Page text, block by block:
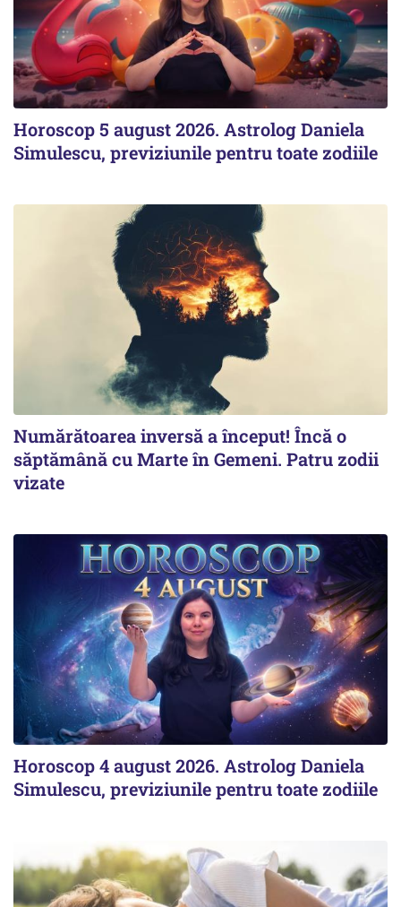
Horoscop 5 august 2026. Astrolog Daniela
Simulescu, previziunile pentru toate zodiile
Numărătoarea inversă a început! Încă o
săptămână cu Marte în Gemeni. Patru zodii
vizate
Horoscop 4 august 2026. Astrolog Daniela
Simulescu, previziunile pentru toate zodiile